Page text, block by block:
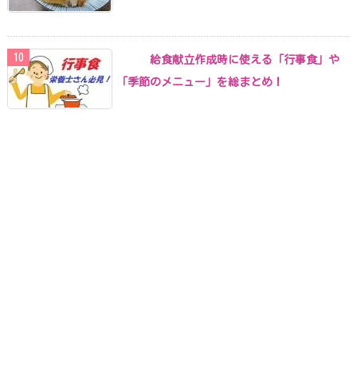
給食献立作成時に使える「行事食」や
「季節のメニュー」を総まとめ！